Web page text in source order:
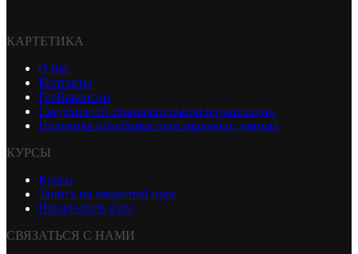
КАРТЕТИКА
О нас
Контакты
ГеоВакансии
Сведения об образовательной организации
Политика обработки персональных данных
КУРСЫ
Курсы
Запись на закрытый курс
Предложить курс
СВЯЗАТЬСЯ С НАМИ